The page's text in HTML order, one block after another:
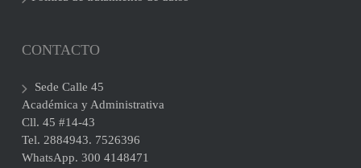
CONTACTO
Sede Calle 45
Académica y Administrativa
Cll. 45 #14-43
Tel. 2884943. 7526396
WhatsApp. 300 4148471